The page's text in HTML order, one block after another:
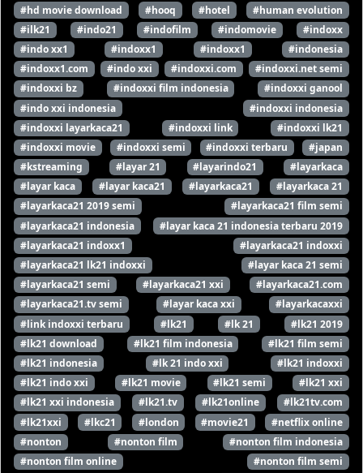
#hd movie download
#hooq #hotel
#human evolution
#ilk21
#indo21 #indofilm #indomovie
#indoxx
#indo xx1
#indoxx1 #indoxx1
#indonesia
#indoxx1.com
#indo xxi #indoxxi.com
#indoxxi.net semi
#indoxxi bz
#indoxxi film indonesia
#indoxxi ganool
#indo xxi indonesia
#indoxxi indonesia
#indoxxi layarkaca21
#indoxxi link
#indoxxi lk21
#indoxxi movie
#indoxxi semi #indoxxi terbaru
#japan
#kstreaming
#layar 21 #layarindo21
#layarkaca
#layar kaca
#layar kaca21 #layarkaca21
#layarkaca 21
#layarkaca21 2019 semi
#layarkaca21 film semi
#layarkaca21 indonesia
#layar kaca 21 indonesia terbaru 2019
#layarkaca21 indoxx1
#layarkaca21 indoxxi
#layarkaca21 lk21 indoxxi
#layar kaca 21 semi
#layarkaca21 semi
#layarkaca21 xxi
#layarkaca21.com
#layarkaca21.tv semi
#layar kaca xxi
#layarkacaxxi
#link indoxxi terbaru
#lk21 #lk 21
#lk21 2019
#lk21 download
#lk21 film indonesia
#lk21 film semi
#lk21 indonesia
#lk 21 indo xxi
#lk21 indoxxi
#lk21 indo xxi
#lk21 movie #lk21 semi
#lk21 xxi
#lk21 xxi indonesia
#lk21.tv #lk21online
#lk21tv.com
#lk21xxi
#lkc21 #london #movie21
#netflix online
#nonton
#nonton film
#nonton film indonesia
#nonton film online
#nonton film semi